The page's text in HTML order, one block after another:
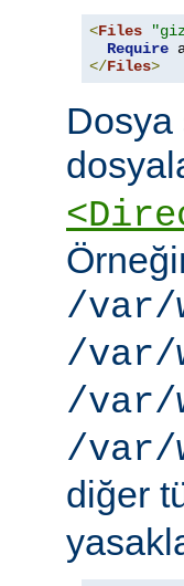
<Files
Require
</Files>
/var/
/var/
/var/
/var/
diğer